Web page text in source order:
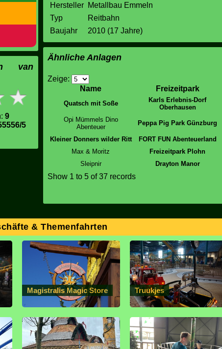
van
9
5
Hersteller
Metallbau Emmeln
Typ
Reitbahn
Baujahr
2010 (17 Jahre)
Ähnliche Anlagen
Zeige:
Name
Freizeitpark
Quatsch mit Soße
Karls Erlebnis-Dorf
Oberhausen
Opi Mümmels Dino
Abenteuer
Peppa Pig Park Günzburg
Kleiner Donners wilder Ritt FORT FUN Abenteuerland
Max & Moritz
Freizeitpark Plohn
Sleipnir
Drayton Manor
Show 1 to 5of 37 records
& Themenfahrten
Magistralis Magic Store Truukjes